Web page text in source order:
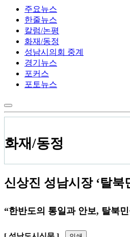
주요뉴스
한줄뉴스
칼럼/논평
화재/동정
성남시의회 중계
경기뉴스
포커스
포토뉴스
화재/동정
신상진 성남시장 ‘탈
“한반도의 통일과 안보, 탈북